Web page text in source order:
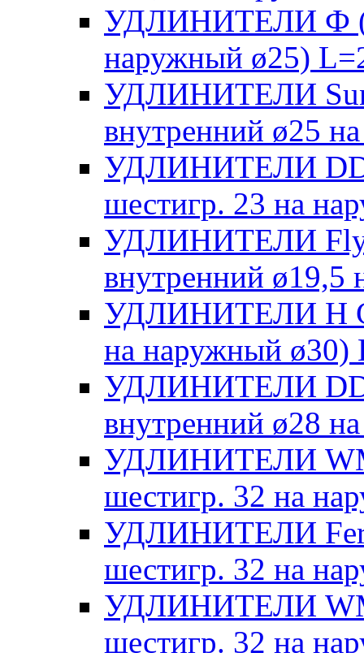
УДЛИНИТЕЛИ Ф
наружный ø25)
УДЛИНИТЕЛИ
внутренний ø25
УДЛИНИТЕЛИ
шестигр. 23 на
УДЛИНИТЕЛИ
внутренний
УДЛИНИТЕЛИ Н
на наружный ø30)
УДЛИНИТЕЛИ
внутренний ø28
УДЛИНИТЕЛИ
шестигр. 32 на
УДЛИНИТЕЛИ
шестигр. 32 на
УДЛИНИТЕЛИ
шестигр. 32 на